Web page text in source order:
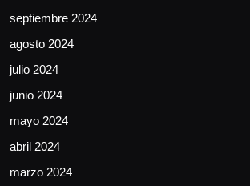
septiembre 2024
agosto 2024
julio 2024
junio 2024
mayo 2024
abril 2024
marzo 2024